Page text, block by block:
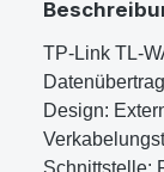
TP-Link TL-
Design: